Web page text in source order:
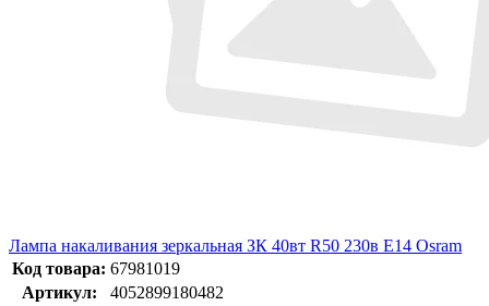
Лампа накаливания зеркальная ЗК 40вт R50 230в E14 Osram
Код товара: 67981019
Артикул:
4052899180482